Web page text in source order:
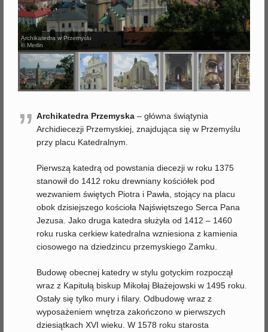
Archikatedra w Przemyślu
© Merlin
” Archikatedra Przemyska – główna świątynia
Archidiecezji Przemyskiej, znajdująca się w Przemyślu
przy placu Katedralnym.
Pierwszą katedrą od powstania diecezji w roku 1375
stanowił do 1412 roku drewniany kościółek pod
wezwaniem świętych Piotra i Pawła, stojący na placu
obok dzisiejszego kościoła Najświętszego Serca Pana
Jezusa. Jako druga katedra służyła od 1412 – 1460
roku ruska cerkiew katedralna wzniesiona z kamienia
ciosowego na dziedzincu przemyskiego Zamku.
Budowę obecnej katedry w stylu gotyckim rozpoczął
wraz z Kapitułą biskup Mikołaj Błażejowski w 1495 roku.
Ostały się tylko mury i filary. Odbudowę wraz z
wyposażeniem wnętrza zakończono w pierwszych
dziesiątkach XVI wieku. W 1578 roku starosta